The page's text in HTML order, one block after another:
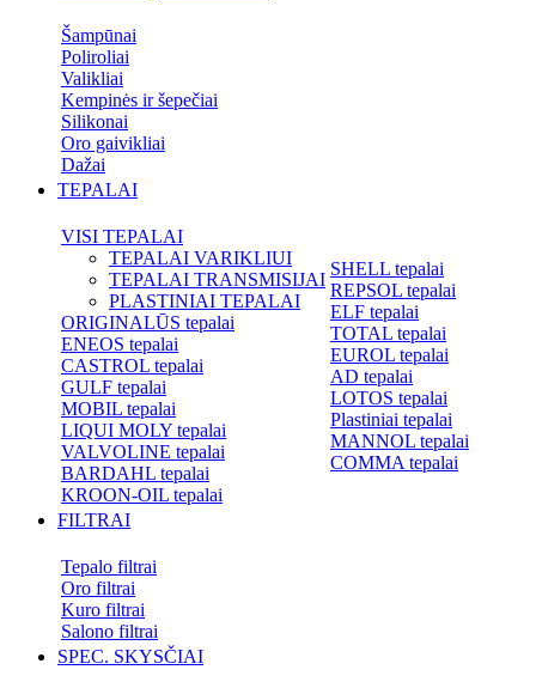
Šampūnai
Poliroliai
Valikliai
Kempinės ir šepečiai
Silikonai
Oro gaivikliai
Dažai
TEPALAI
VISI TEPALAI
TEPALAI VARIKLIUI
TEPALAI TRANSMISIJAI
PLASTINIAI TEPALAI
ORIGINALŪS tepalai
ENEOS tepalai
CASTROL tepalai
GULF tepalai
MOBIL tepalai
LIQUI MOLY tepalai
VALVOLINE tepalai
BARDAHL tepalai
KROON-OIL tepalai
SHELL tepalai
REPSOL tepalai
ELF tepalai
TOTAL tepalai
EUROL tepalai
AD tepalai
LOTOS tepalai
Plastiniai tepalai
MANNOL tepalai
COMMA tepalai
FILTRAI
Tepalo filtrai
Oro filtrai
Kuro filtrai
Salono filtrai
SPEC. SKYSČIAI